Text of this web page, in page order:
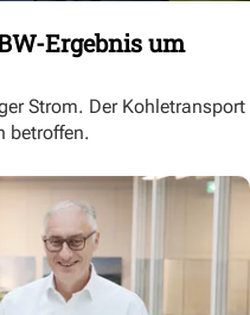
Ergebnis um
Strom. Der Kohletransport
betroffen.